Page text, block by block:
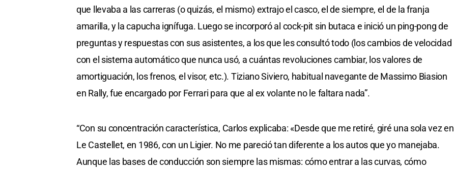
que llevaba a las carreras (o quizás, el mismo) extrajo el casco, el de siempre, el de la franja
amarilla, y la capucha ignífuga. Luego se incorporó al cock-pit sin butaca e inició un ping-pong de
preguntas y respuestas con sus asistentes, a los que les consultó todo (los cambios de velocidad
con el sistema automático que nunca usó, a cuántas revoluciones cambiar, los valores de
amortiguación, los frenos, el visor, etc.). Tiziano Siviero, habitual navegante de Massimo Biasion
en Rally, fue encargado por Ferrari para que al ex volante no le faltara nada”.
“Con su concentración característica, Carlos explicaba: «Desde que me retiré, giré una sola vez en
Le Castellet, en 1986, con un Ligier. No me pareció tan diferente a los autos que yo manejaba.
Aunque las bases de conducción son siempre las mismas: cómo entrar a las curvas, cómo